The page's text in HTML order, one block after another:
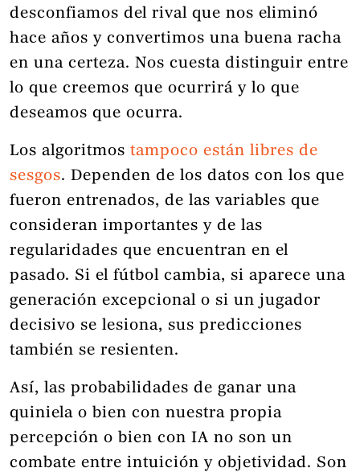
desconfiamos del rival que nos eliminó
hace años y convertimos una buena racha
en una certeza. Nos cuesta distinguir entre
lo que creemos que ocurrirá y lo que
deseamos que ocurra.
Los algoritmos tampoco están libres de
sesgos. Dependen de los datos con los que
fueron entrenados, de las variables que
consideran importantes y de las
regularidades que encuentran en el
pasado. Si el fútbol cambia, si aparece una
generación excepcional o si un jugador
decisivo se lesiona, sus predicciones
también se resienten.
Así, las probabilidades de ganar una
quiniela o bien con nuestra propia
percepción o bien con IA no son un
combate entre intuición y objetividad. Son